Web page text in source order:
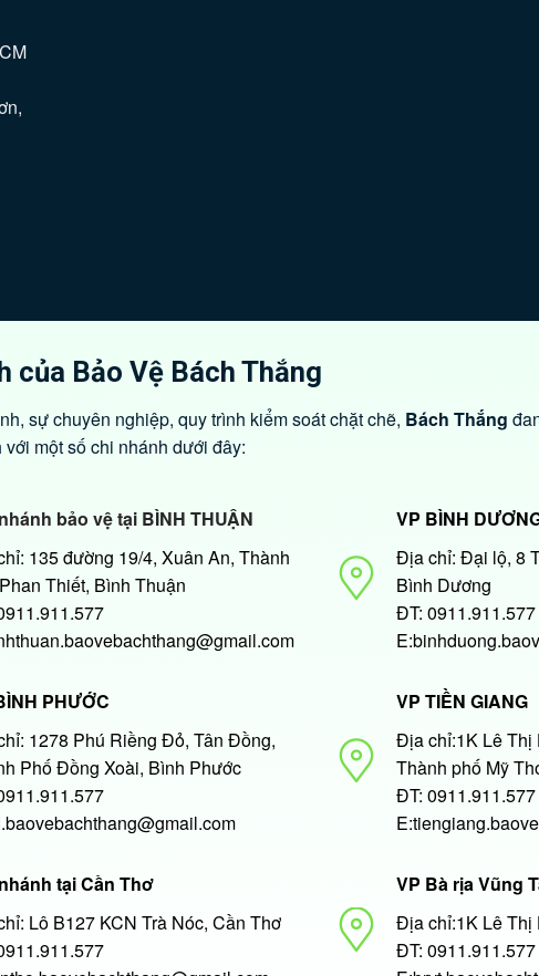
của Bảo Vệ Bách Thắng
sự chuyên nghiệp, quy trình kiểm soát chặt chẽ, Bách Thắng
với một số chi nhánh dưới đây:
bảo vệ tại BÌNH THUẬN
135 đường 19/4, Xuân An, Thành
Thiết, Bình Thuận
VP BÌNH
Địa chỉ: Đại lộ, 8
Bình Dương
ĐT: 0911.911.577
PHƯỚC
1278 Phú Riềng Đỏ, Tân Đồng,
Phố Đồng Xoài, Bình Phước
VP TIỀN GIANG
Địa chỉ:1K Lê Thị
Thành phố Mỹ
ĐT: 0911.911.577
tại Cần Thơ
Lô B127 KCN Trà Nóc, Cần Thơ
VP Bà rịa Vũng
Địa chỉ:1K Lê Thị
ĐT: 0911.911.577